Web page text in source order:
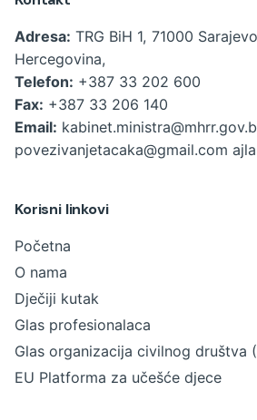
Adresa: TRG BiH 1, 71000
Hercegovina,
Telefon: +387 33 202 600
Fax: +387 33 206 140
Email:
povezivanjetacaka@gmail.com
Korisni linkovi
Početna
O nama
Dječiji kutak
Glas profesionalaca
Glas organizacija civilnog društva
EU Platforma za učešće djece